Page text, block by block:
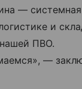
—
и
ПВО.
—